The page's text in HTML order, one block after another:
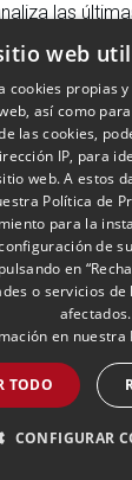
las
web
cookies propias
así como
las cookies,
IP, para
web. A estos
Política de
para la
de
en
o servicios de
afectados.
en nuestra
TODO
CONFIGURAR